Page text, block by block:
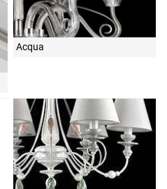
Acqua